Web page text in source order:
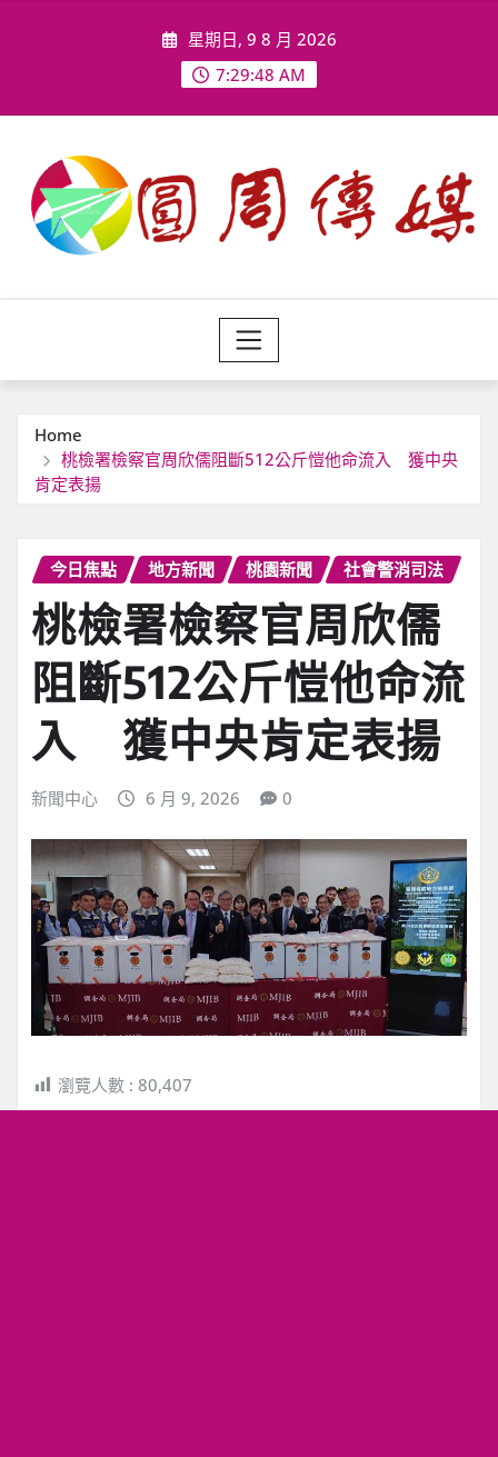
星期日, 9 8 月 2026
7:29:50 AM
Home
桃檢署檢察官周欣儒阻斷512公斤愷他命流入 獲中央
肯定表揚
今日焦點 地方新聞 桃園新聞 社會警消司法
桃檢署檢察官周欣儒
阻斷512公斤愷他命流
入 獲中央肯定表揚
新聞中心 6 月 9, 2026 0
瀏覽人數 : 80,407